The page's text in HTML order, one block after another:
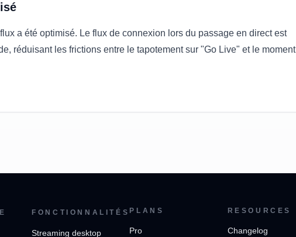
a été optimisé. Le flux de connexion lors du passage en direct est
réduisant les frictions entre le tapotement sur "Go Live" et le moment
FONCTIONNALITÉS
Streaming desktop
PLANS
Pro
RESOURCES
Changelog